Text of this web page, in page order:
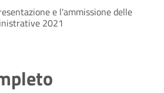
e l'ammissione delle
2021